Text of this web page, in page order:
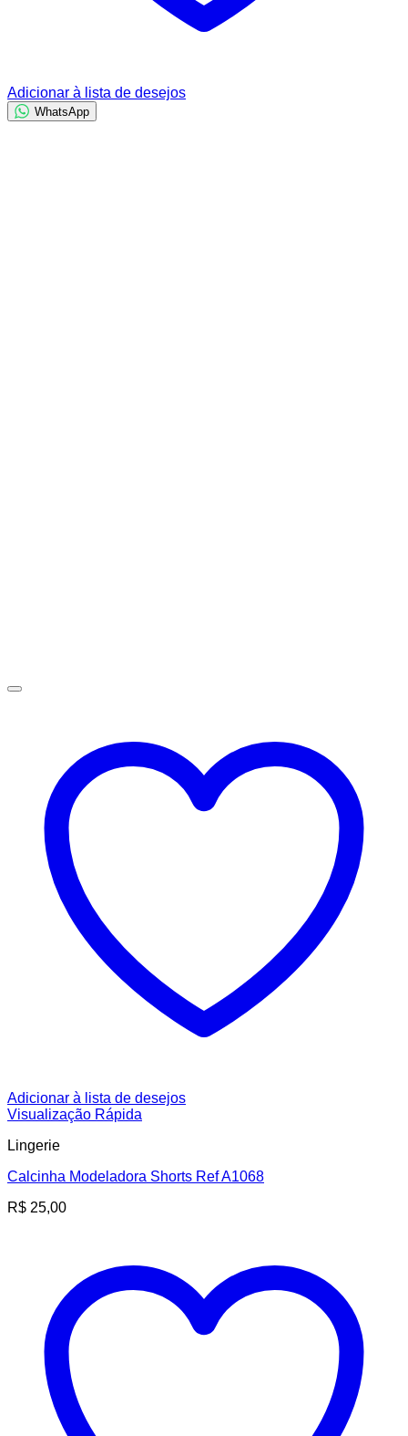
Adicionar à lista de desejos
WhatsApp
Adicionar à lista de desejos
Visualização Rápida
Lingerie
Calcinha Modeladora Shorts Ref A1068
R$ 25,00